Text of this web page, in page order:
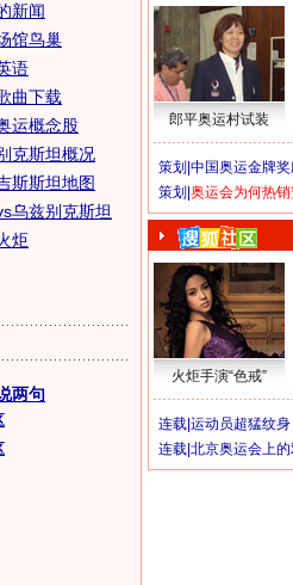
新闻
馆鸟巢
语
曲下载
运概念股
克斯坦概况
斯斯坦地图
乌兹别克斯坦
炬
两句
郎平奥运村试装
策划| 中国奥运金牌
策划| 奥运会为何热销
火炬手演“色戒”
连载| 运动员超猛纹身
连载| 北京奥运会上